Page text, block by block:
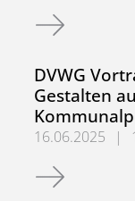
DVWG-
DVWG
Gestalten
16.06.2025 |
DVWG